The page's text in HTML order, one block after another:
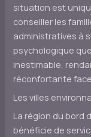
situation est
conseiller les
administratives à
psychologique
inestimable,
réconfortante
Les villes
La région du bord
bénéficie de